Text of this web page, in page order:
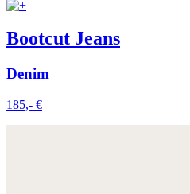
Bootcut Jeans
Denim
185,- €